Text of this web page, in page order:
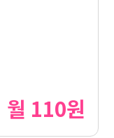
월 110원